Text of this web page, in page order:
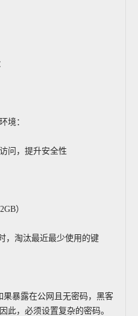
境：
问，提升安全性
）
，淘汰最近最少使用的键
果暴露在公网且无密码，黑客
此，必须设置复杂的密码。